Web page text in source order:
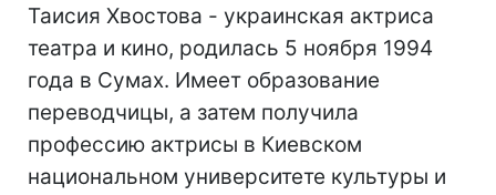
Таисия Хвостова - украинская актриса
театра и кино, родилась 5 ноября 1994
года в Сумах. Имеет образование
переводчицы, а затем получила
профессию актрисы в Киевском
национальном университете культуры и